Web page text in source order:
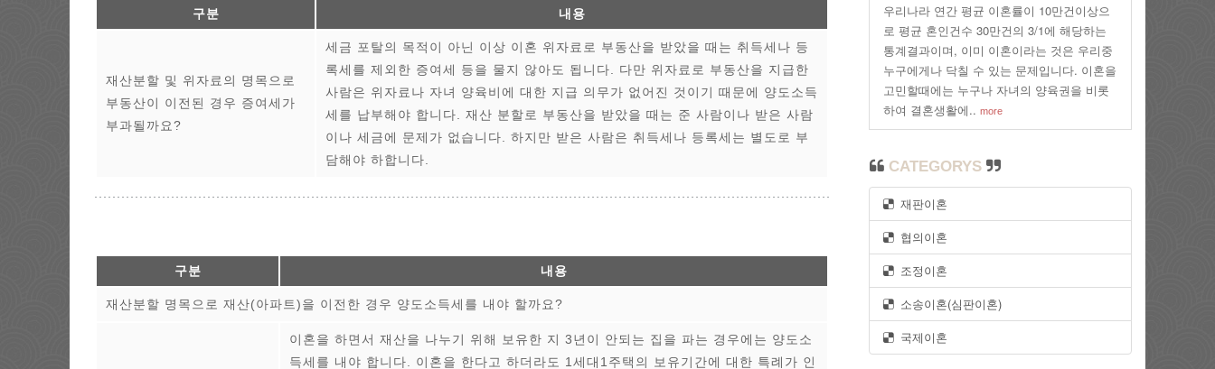
구분 내용
재산분할 및 위자료의 명목으로
부동산이 이전된 경우 증여세가
부과될까요?
세금 포탈의 목적이 아닌 이상 이혼 위자료로 부동산을 받았을 때는 취득세나 등
록세를 제외한 증여세 등을 물지 않아도 됩니다. 다만 위자료로 부동산을 지급한
사람은 위자료나 자녀 양육비에 대한 지급 의무가 없어진 것이기 때문에 양도소득
세를 납부해야 합니다. 재산 분할로 부동산을 받았을 때는 준 사람이나 받은 사람
이나 세금에 문제가 없습니다. 하지만 받은 사람은 취득세나 등록세는 별도로 부
담해야 하합니다.
구분 내용
재산분할 명목으로 재산(아파트)을 이전한 경우 양도소득세를 내야 할까요?
이혼을 하면서 재산을 나누기 위해 보유한 지 3년이 안되는 집을 파는 경우에는 양도소
득세를 내야 합니다. 이혼을 한다고 하더라도 1세대1주택의 보유기간에 대한 특례가 인
우리나라 연간 평균 이혼률이 10만건이상으
로 평균 혼인건수 30만건의 3/1에 해당하는
통계결과이며, 이미 이혼이라는 것은 우리중
누구에게나 닥칠 수 있는 문제입니다. 이혼을
고민할때에는 누구나 자녀의 양육권을 비롯
하여 결혼생활에.. more
CATEGORYS
재판이혼
협의이혼
조정이혼
소송이혼(심판이혼)
국제이혼